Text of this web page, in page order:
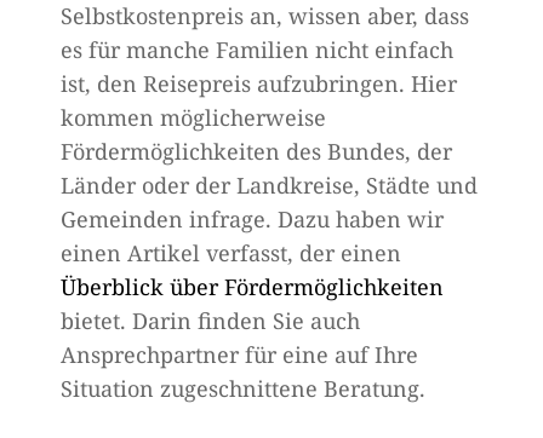
Selbstkostenpreis an, wissen aber, dass
es für manche Familien nicht einfach
ist, den Reisepreis aufzubringen. Hier
kommen möglicherweise
Fördermöglichkeiten des Bundes, der
Länder oder der Landkreise, Städte und
Gemeinden infrage. Dazu haben wir
einen Artikel verfasst, der einen
Überblick über Fördermöglichkeiten
bietet. Darin finden Sie auch
Ansprechpartner für eine auf Ihre
Situation zugeschnittene Beratung.